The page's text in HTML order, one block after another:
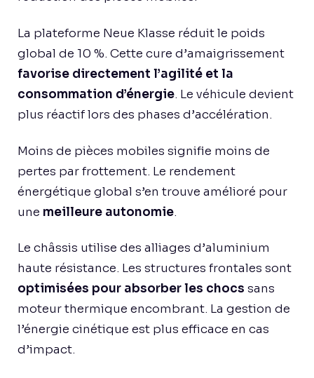
La plateforme Neue Klasse réduit le poids
global de 10 %. Cette cure d’amaigrissement
favorise directement l’agilité et la
consommation d’énergie. Le véhicule devient
plus réactif lors des phases d’accélération.
Moins de pièces mobiles signifie moins de
pertes par frottement. Le rendement
énergétique global s’en trouve amélioré pour
une meilleure autonomie.
Le châssis utilise des alliages d’aluminium
haute résistance. Les structures frontales sont
optimisées pour absorber les chocs sans
moteur thermique encombrant. La gestion de
l’énergie cinétique est plus efficace en cas
d’impact.